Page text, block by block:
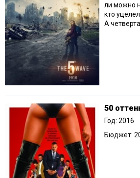
ли можно
кто
А
50
Год: 2016
Бюджет: